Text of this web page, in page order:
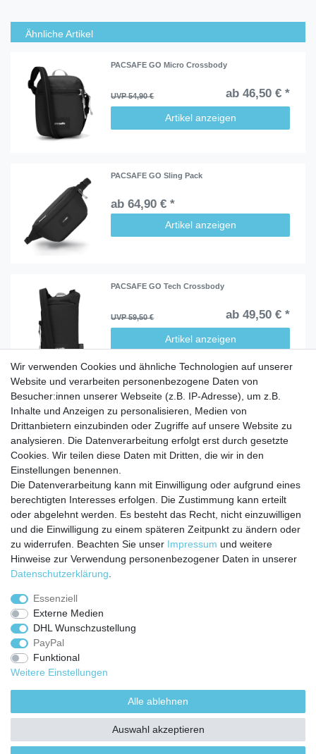
Ähnliche Artikel
PACSAFE GO Micro Crossbody
UVP 54,90 € ab 46,50 € *
Artikel anzeigen
PACSAFE GO Sling Pack
ab 64,90 € *
Artikel anzeigen
PACSAFE GO Tech Crossbody
UVP 59,50 € ab 49,50 € *
Artikel anzeigen
Wir verwenden Cookies und ähnliche Technologien auf unserer
Website und verarbeiten personenbezogene Daten von
Besucher:innen unserer Webseite (z.B. IP-Adresse), um z.B.
Inhalte und Anzeigen zu personalisieren, Medien von
Drittanbietern einzubinden oder Zugriffe auf unsere Website zu
analysieren. Die Datenverarbeitung erfolgt erst durch gesetzte
Cookies. Wir teilen diese Daten mit Dritten, die wir in den
Einstellungen benennen.
Die Datenverarbeitung kann mit Einwilligung oder aufgrund eines
berechtigten Interesses erfolgen. Die Zustimmung kann erteilt
oder abgelehnt werden. Es besteht das Recht, nicht einzuwilligen
und die Einwilligung zu einem späteren Zeitpunkt zu ändern oder
zu widerrufen. Beachten Sie unser Impressum und weitere
Hinweise zur Verwendung personenbezogener Daten in unserer
Daten­schutz­erklärung
Essenziell
Externe Medien
DHL Wunschzustellung
PayPal
Funktional
Weitere Einstellungen
Alle ablehnen
Auswahl akzeptieren
Service
Zahlungarten
Versandkosten
Batterierücknahmeverordnung
Kostenloser Newsletter
E-MAIL **
Newsletter
Honig
Daten­schutz­erklärung
Einwilligung kann ich jederzeit widerrufen.**
Impressum
Widerrufs­recht Vertrag widerrufen Kontakt